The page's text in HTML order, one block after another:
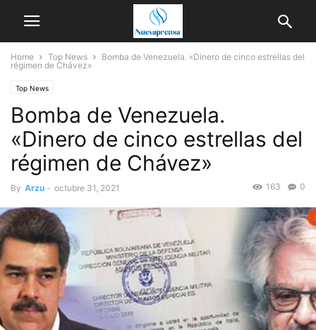
Home Top News
Bomba de Venezuela. «Dinero de cinco estrellas del
régimen de Chávez»
Top News
Bomba de Venezuela.
«Dinero de cinco estrellas del
régimen de Chávez»
By Arzu - octubre 31, 2021 0
163